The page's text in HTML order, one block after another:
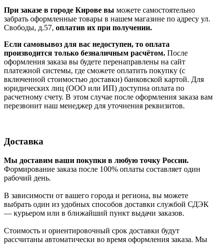
При заказе в городе Кирове вы можете самостоятельно
забрать оформленные товары в нашем магазине по адресу ул.
Свободы, д.57, оплатив их при получении.
Если самовывоз для вас недоступен, то оплата
производится только безналичным расчётом. После
оформления заказа вы будете перенаправлены на сайт
платежной системы, где сможете оплатить покупку (с
включенной стоимостью доставки) банковской картой. Для
юридических лиц (ООО или ИП) доступна оплата по
расчетному счету. В этом случае после оформления заказа вам
перезвонит наш менеджер для уточнения реквизитов.
Доставка
Мы доставим ваши покупки в любую точку России.
Формирование заказа после 100% оплаты составляет один
рабочий день.
В зависимости от вашего города и региона, вы можете
выбрать один из удобных способов доставки службой СДЭК
— курьером или в ближайший пункт выдачи заказов.
Стоимость и ориентировочный срок доставки будут
рассчитаны автоматически во время оформления заказа. Мы